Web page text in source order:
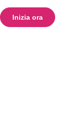
Inizia ora